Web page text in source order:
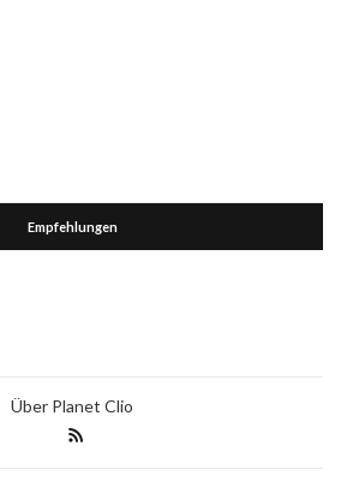
Empfehlungen
Über Planet Clio